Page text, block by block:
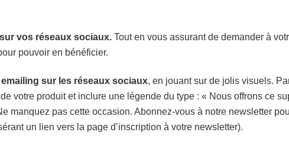
vos réseaux sociaux. Tout en vous assurant de demander à
pouvoir en bénéficier.
sur les réseaux sociaux, en jouant sur de jolis visuels.
votre produit et inclure une légende du type : « Nous offrons ce
manquez pas cette occasion. Abonnez-vous à notre newsletter
un lien vers la page d’inscription à votre newsletter).